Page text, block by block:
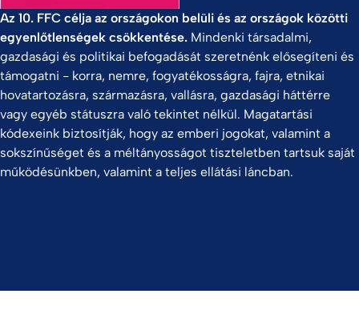
Az 10. FFC célja az országokon belüli és az országok közötti
egyenlőtlenségek csökkentése. Mindenki társadalmi,
gazdasági és politikai befogadását szeretnénk elősegíteni és
támogatni - korra, nemre, fogyatékosságra, fajra, etnikai
hovatartozásra, származásra, vallásra, gazdasági háttérre
vagy egyéb státuszra való tekintet nélkül. Magatartási
kódexeink biztosítják, hogy az emberi jogokat, valamint a
sokszínűséget és a méltányosságot tiszteletben tartsuk saját
működésünkben, valamint a teljes ellátási láncban.